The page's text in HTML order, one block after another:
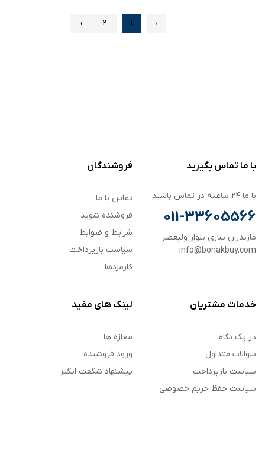
‹
1
2
›
با ما تماس بگیرید
با ما ۲۴ ساعته در تماس باشید
011-33605566
مازندران ساری بلوار ولیعصر
info@bonakbuy.com
فروشندگان
تماس با ما
فروشنده شوید
شرایط و ضوابط
سیاست بازپرداخت
کارمزدها
خدمات مشتریان
در یک نگاه
سوالات متداول
سیاست بازپرداخت
سیاست حفظ حریم خصوصی
لینک های مفید
مغازه ها
ورود فروشنده
پیشنهاد شگفت انگیز